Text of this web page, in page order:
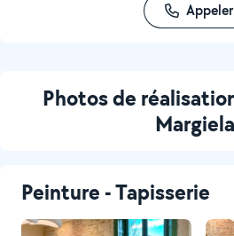
Appeler
Photos de
Margiela
Peinture - Tapisserie